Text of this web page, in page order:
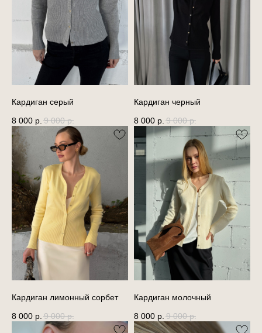
Кардиган серый
8 000 р. 9 000 р.
Кардиган черный
8 000 р. 9 000 р.
Кардиган лимонный сорбет
8 000 р. 9 000 р.
Кардиган молочный
8 000 р. 9 000 р.